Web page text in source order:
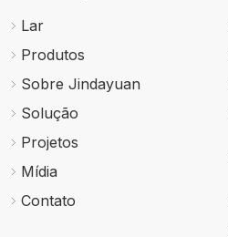
Lar
Produtos
Sobre Jindayuan
Solução
Projetos
Mídia
Contato